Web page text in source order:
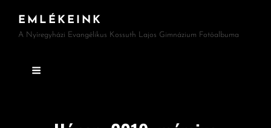
EMLÉKEINK
A Nyíregyházi Evangélikus Kossuth Lajos Gimnázium Fotóalbuma